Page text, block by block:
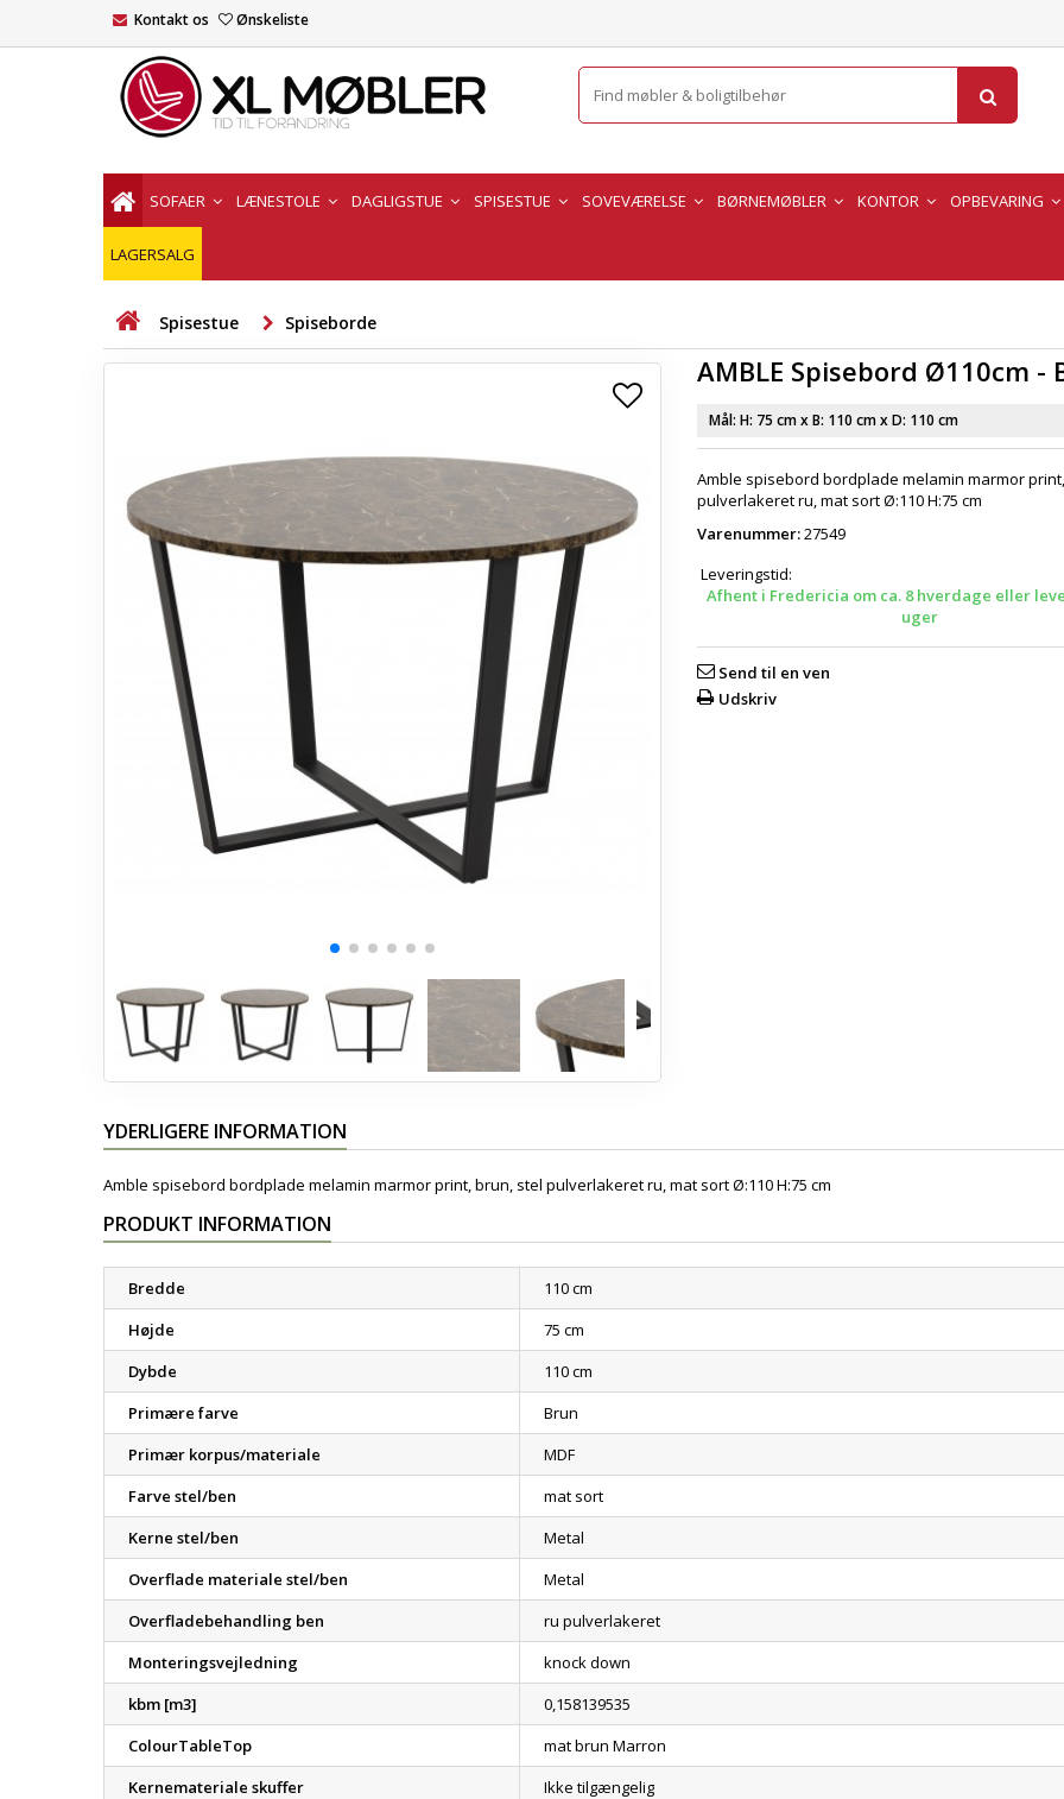
Kontakt os Ønskeliste
SOFAER LÆNESTOLE DAGLIGSTUE SPISESTUE SOVEVÆRELSE BØRNEMØBLER KONTOR OPBEVARING
LAGERSALG
Spisestue Spiseborde
AMBLE Spisebord Ø110cm -
Mål: H: 75 cmx B: 110 cmx D: 110 cm
Amble spisebord bordplade melamin marmor
pulverlakeret ru, mat sort Ø:110 H:75 cm
Varenummer:27549
Leveringstid:
Afhent i Fredericia om ca. 8 hverdage eller
uger
Send til en ven
Udskriv
YDERLIGERE INFORMATION
Amble spisebord bordplade melamin marmor print, brun, stel pulverlakeret ru, mat sort Ø:110 H:75 cm
PRODUKT INFORMATION
Bredde
110 cm
Højde
75 cm
Dybde
110 cm
Primære farve
Brun
Primær korpus/materiale
MDF
Farve stel/ben
mat sort
Kerne stel/ben
Metal
Overflade materiale stel/ben
Metal
Overfladebehandling ben
ru pulverlakeret
Monteringsvejledning
knock down
kbm [m3]
0,158139535
ColourTableTop
mat brun Marron
Kernemateriale skuffer
Ikke tilgængelig